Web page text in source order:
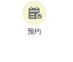
预约